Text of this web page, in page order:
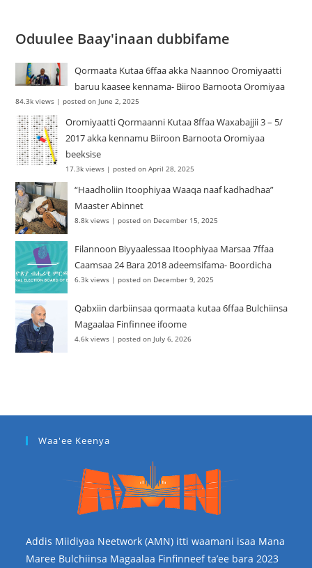
Oduulee Baay'inaan dubbifame
Qormaata Kutaa 6ffaa akka Naannoo Oromiyaatti
baruu kaasee kennama- Biiroo Barnoota Oromiyaa
84.3k views |posted on June 2, 2025
Oromiyaatti Qormaanni Kutaa 8ffaa Waxabajjii 3 – 5/
2017 akka kennamu Biiroon Barnoota Oromiyaa
beeksise
17.3k views |posted on April 28, 2025
“Haadholiin Itoophiyaa Waaqa naaf kadhadhaa”
Maaster Abinnet
8.8k views |posted on December 15, 2025
Filannoon Biyyaalessaa Itoophiyaa Marsaa 7ffaa
Caamsaa 24 Bara 2018 adeemsifama- Boordicha
6.3k views |posted on December 9, 2025
Qabxiin darbiinsaa qormaata kutaa 6ffaa Bulchiinsa
Magaalaa Finfinnee ifoome
4.6k views |posted on July 6, 2026
Waa'ee Keenya
Addis Miidiyaa Neetwork (AMN) itti waamani isaa Mana
Maree Bulchiinsa Magaalaa Finfinneef ta’ee bara 2023